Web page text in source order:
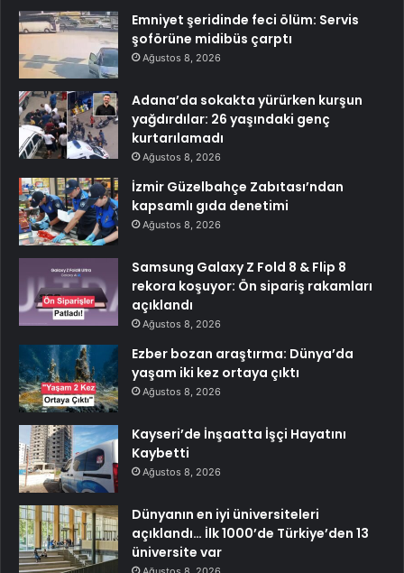
Emniyet şeridinde feci ölüm: Servis
şoförüne midibüs çarptı
Ağustos 8, 2026
Adana’da sokakta yürürken kurşun
yağdırdılar: 26 yaşındaki genç
kurtarılamadı
Ağustos 8, 2026
İzmir Güzelbahçe Zabıtası’ndan
kapsamlı gıda denetimi
Ağustos 8, 2026
Samsung Galaxy Z Fold 8 & Flip 8
rekora koşuyor: Ön sipariş rakamları
açıklandı
Ağustos 8, 2026
Ezber bozan araştırma: Dünya’da
yaşam iki kez ortaya çıktı
Ağustos 8, 2026
Kayseri’de İnşaatta İşçi Hayatını
Kaybetti
Ağustos 8, 2026
Dünyanın en iyi üniversiteleri
açıklandı… İlk 1000’de Türkiye’den 13
üniversite var